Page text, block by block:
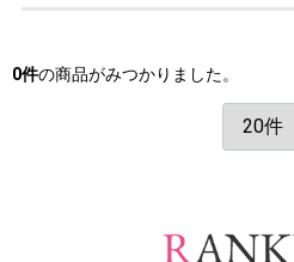
0件の商品がみつかりました。